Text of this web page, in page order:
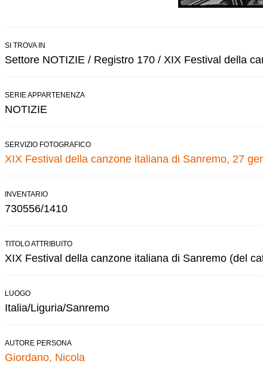
SI TROVA IN
Settore NOTIZIE / Registro 170 / XIX Festival della
SERIE APPARTENENZA
NOTIZIE
SERVIZIO FOTOGRAFICO
XIX Festival della canzone italiana di Sanremo, 27
INVENTARIO
730556/1410
TITOLO ATTRIBUITO
XIX Festival della canzone italiana di Sanremo (del
LUOGO
Italia/Liguria/Sanremo
AUTORE PERSONA
Giordano, Nicola